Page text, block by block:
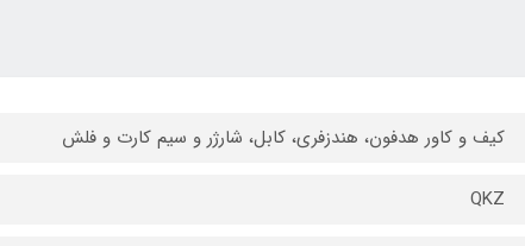
کیف و کاور هدفون، هندزفری، کابل، شارژر و سیم کارت و فلش
QKZ